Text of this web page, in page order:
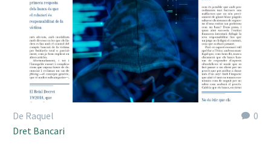
0
De Raquel
Dret Bancari